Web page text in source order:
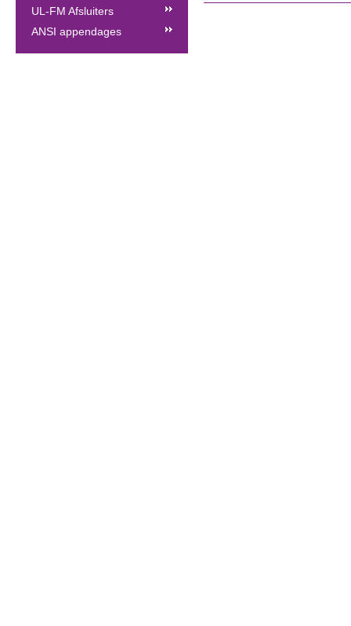
UL-FM Afsluiters
ANSI appendages